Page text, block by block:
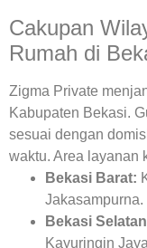
Cakupan
Rumah di
Zigma Private
Kabupaten Bekasi.
sesuai dengan
waktu. Area layanan
Bekasi Barat:
Jakasampurna.
Bekasi
Kayuringin